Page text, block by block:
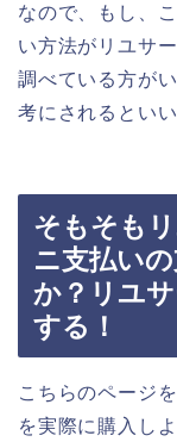
なので、もし、
い方法がリユサ
調べている方が
考にされるといい
そもそも
ニ支払い
か？リユ
する！
こちらのページ
を実際に購入し